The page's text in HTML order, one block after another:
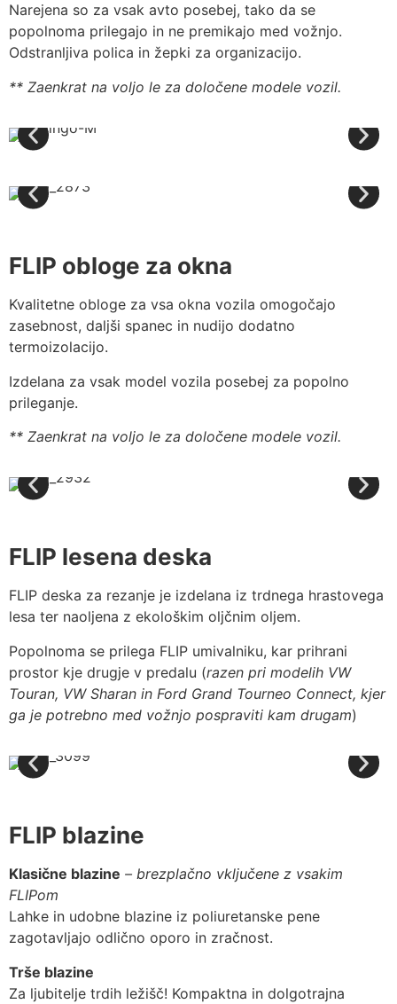
Narejena so za vsak avto posebej, tako da se
popolnoma prilegajo in ne premikajo med vožnjo.
Odstranljiva polica in žepki za organizacijo.
** Zaenkrat na voljo le za določene modele vozil.
FLIP obloge za okna
Kvalitetne obloge za vsa okna vozila omogočajo
zasebnost, daljši spanec in nudijo dodatno
termoizolacijo.
Izdelana za vsak model vozila posebej za popolno
prileganje.
** Zaenkrat na voljo le za določene modele vozil.
FLIP lesena deska
FLIP deska za rezanje je izdelana iz trdnega hrastovega
lesa ter naoljena z ekološkim oljčnim oljem.
Popolnoma se prilega FLIP umivalniku, kar prihrani
prostor kje drugje v predalu (razen pri modelih VW
Touran, VW Sharan in Ford Grand Tourneo Connect, kjer
ga je potrebno med vožnjo pospraviti kam drugam)
FLIP blazine
Klasične blazine – brezplačno vključene z vsakim
FLIPom
Lahke in udobne blazine iz poliuretanske pene
zagotavljajo odlično oporo in zračnost.
Trše blazine
Za ljubitelje trdih ležišč! Kompaktna in dolgotrajna